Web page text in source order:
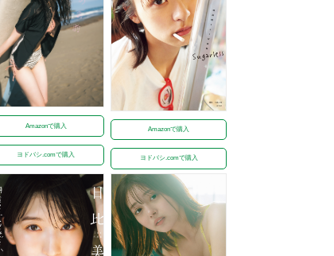
Amazonで購入
ヨドバシ.comで購入
Amazonで購入
ヨドバシ.comで購入